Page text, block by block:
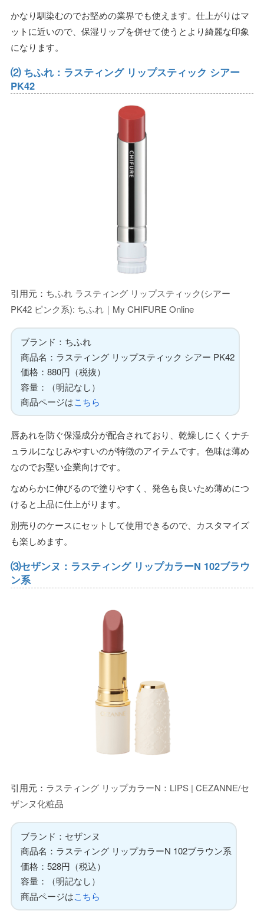
かなり馴染むのでお堅めの業界でも使えます。仕上がりはマ
ットに近いので、保湿リップを併せて使うとより綺麗な印象
になります。
⑵ ちふれ：ラスティング リップスティック シアー
PK42
引用元： ちふれ ラスティング リップスティック(シアー
PK42 ピンク系): ちふれ｜My CHIFURE Online
ブランド：ちふれ
商品名：ラスティング リップスティック シアー PK42
価格：880円（税抜）
容量：（明記なし）
商品ページはこちら
唇あれを防ぐ保湿成分が配合されており、乾燥しにくくナチ
ュラルになじみやすいのが特徴のアイテムです。色味は薄め
なのでお堅い企業向けです。
なめらかに伸びるので塗りやすく、発色も良いため薄めにつ
けると上品に仕上がります。
別売りのケースにセットして使用できるので、カスタマイズ
も楽しめます。
⑶セザンヌ：ラスティング リップカラーN 102ブラウ
ン系
引用元： ラスティング リップカラーN：LIPS | CEZANNE/セ
ザンヌ化粧品
ブランド：セザンヌ
商品名：ラスティング リップカラーN 102ブラウン系
価格：528円（税込）
容量：（明記なし）
商品ページはこちら